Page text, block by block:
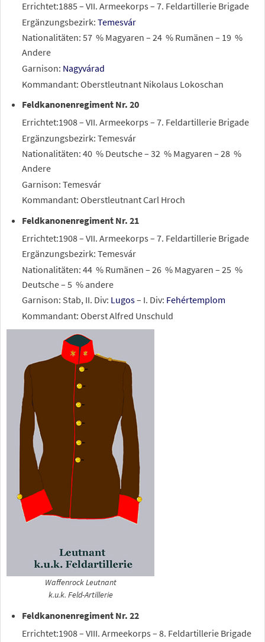
Errichtet:1885 – VII. Armeekorps – 7. Feldartillerie Brigade
Ergänzungsbezirk: Temesvár
Nationalitäten: 57 % Magyaren – 24 % Rumänen – 19 %
Andere
Garnison: Nagyvárad
Kommandant: Oberstleutnant Nikolaus Lokoschan
Feldkanonenregiment Nr. 20
Errichtet:1908 – VII. Armeekorps – 7. Feldartillerie Brigade
Ergänzungsbezirk: Temesvár
Nationalitäten: 40 % Deutsche – 32 % Magyaren – 28 %
Andere
Garnison: Temesvár
Kommandant: Oberstleutnant Carl Hroch
Feldkanonenregiment Nr. 21
Errichtet:1908 – VII. Armeekorps – 7. Feldartillerie Brigade
Ergänzungsbezirk: Temesvár
Nationalitäten: 44 % Rumänen – 26 % Magyaren – 25 %
Deutsche – 5 % andere
Garnison: Stab, II. Div: Lugos– I. Div: Fehértemplom
Kommandant: Oberst Alfred Unschuld
Waffenrock Leutnant
k.u.k. Feld-Artillerie
Feldkanonenregiment Nr. 22
Errichtet:1908 – VIII. Armeekorps – 8. Feldartillerie Brigade